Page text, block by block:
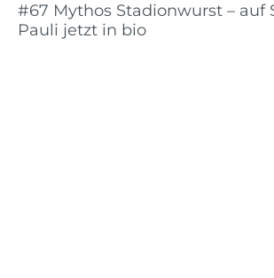
#67 Mythos Stadionwurst – auf
Pauli jetzt in bio